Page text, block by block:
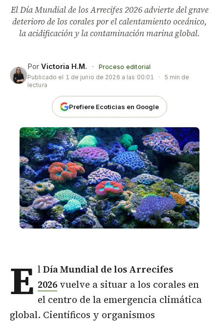
El Día Mundial de los Arrecifes 2026 advierte del grave
deterioro de los corales por el calentamiento oceánico,
la acidificación y la contaminación marina global.
Por Victoria H.M. ·
Proceso editorial
Publicado el 1 de junio de 2026 a las 00:01 ·
5 min de
lectura
Prefiere Ecoticias en Google
E lDía Mundial de los Arrecifes
2026 vuelve a situar a los corales en
el centro de la emergencia climática
global. Científicos y organismos